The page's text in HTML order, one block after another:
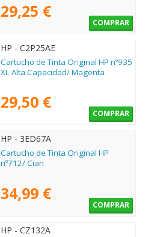
29,25 €
COMPRAR
HP - C2P25AE
Cartucho de Tinta Original HP nº935
XL Alta Capacidad/ Magenta
29,50 €
COMPRAR
HP - 3ED67A
Cartucho de Tinta Original HP
nº712/ Cian
34,99 €
COMPRAR
HP - CZ132A